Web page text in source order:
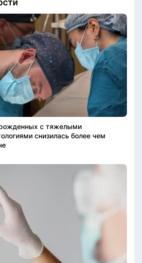
с тяжелыми
снизилась более чем